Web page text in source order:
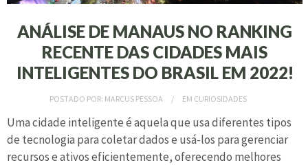
ANÁLISE DE MANAUS NO RANKING
RECENTE DAS CIDADES MAIS
INTELIGENTES DO BRASIL EM 2022!
POSTADO POR: MARCUS PESSOA EM CURIOSIDADES
Uma cidade inteligente é aquela que usa diferentes tipos
de tecnologia para coletar dados e usá-los para gerenciar
recursos e ativos eficientemente, oferecendo melhores